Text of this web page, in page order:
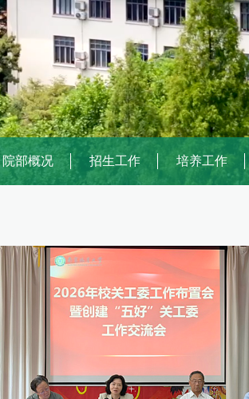
院部概况 招生工作 培养工作